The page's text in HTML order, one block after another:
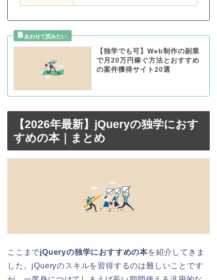
【独学でも可】Web制作の副業
で月20万円稼ぐ方法とおすすめ
の案件獲得サイト20選
【2026年最新】jQueryの独学におす
すめの本｜まとめ
ここまでjQueryの独学におすすめの本を紹介してきま
した。jQueryのスキルを習得するのは難しいことです